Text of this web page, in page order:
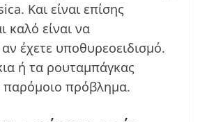
Και είναι επίσης
καλό είναι να
έχετε υποθυρεοειδισμό.
ή τα ρουταμπάγκας
πρόβλημα.